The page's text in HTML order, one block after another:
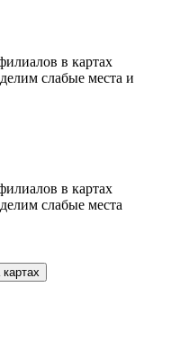
в картах
слабые места и
в картах
слабые места